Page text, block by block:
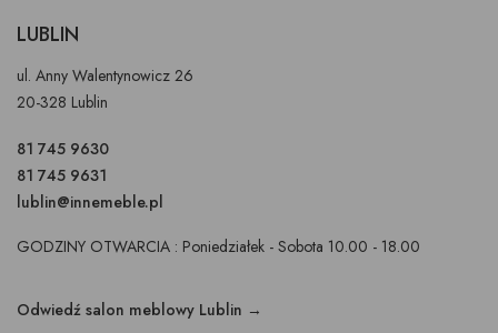
LUBLIN
ul. Anny Walentynowicz 26
20-328 Lublin
81 745 9630
81 745 9631
lublin@innemeble.pl
GODZINY OTWARCIA : Poniedziałek - Sobota 10.00 - 18.00
Odwiedź salon meblowy Lublin →